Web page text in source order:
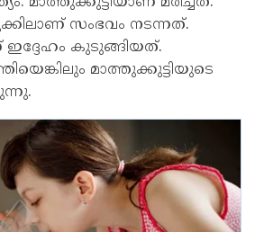
സംഭവം നടന്നത്.
ഇദ്ദേഹം കുടുങ്ങിയത്.
മാത്തുക്കുട്ടിയുടെ